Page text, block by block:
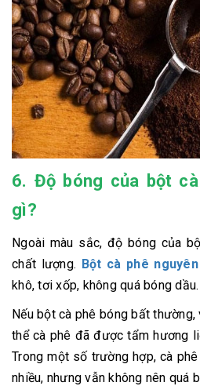
6. Độ bóng của bột
gì?
Ngoài màu sắc, độ bóng của
chất lượng. Bột cà phê
khô, tơi xốp, không quá bóng dầu.
Nếu bột cà phê bóng bất
thể cà phê đã được tẩm hương
Trong một số trường hợp, cà
nhiều, nhưng vẫn không nên quá